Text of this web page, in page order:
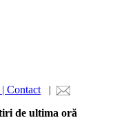
Contact |
de ultima oră